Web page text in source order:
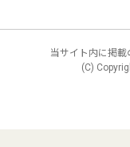
当サイト内に掲載
(C)